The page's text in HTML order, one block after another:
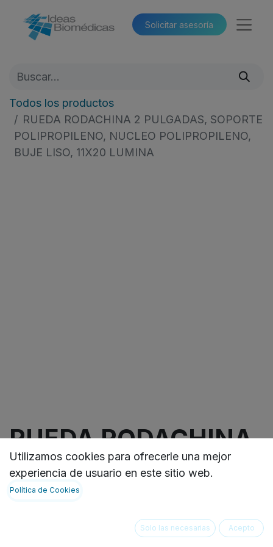
Solicitar asesoría​​
Todos los productos
RUEDA RODACHINA 2 PULGADAS, SOPORTE
POLIPROPILENO, NUCLEO POLIPROPILENO,
BUJE LISO, 11X20 LUMINA
RUEDA RODACHINA
2 PULGADAS,
SOPORTE
POLIPROPILENO,
Utilizamos cookies para ofrecerle una mejor
experiencia de usuario en este sitio web.
Política de Cookies
Solo las necesarias Acepto